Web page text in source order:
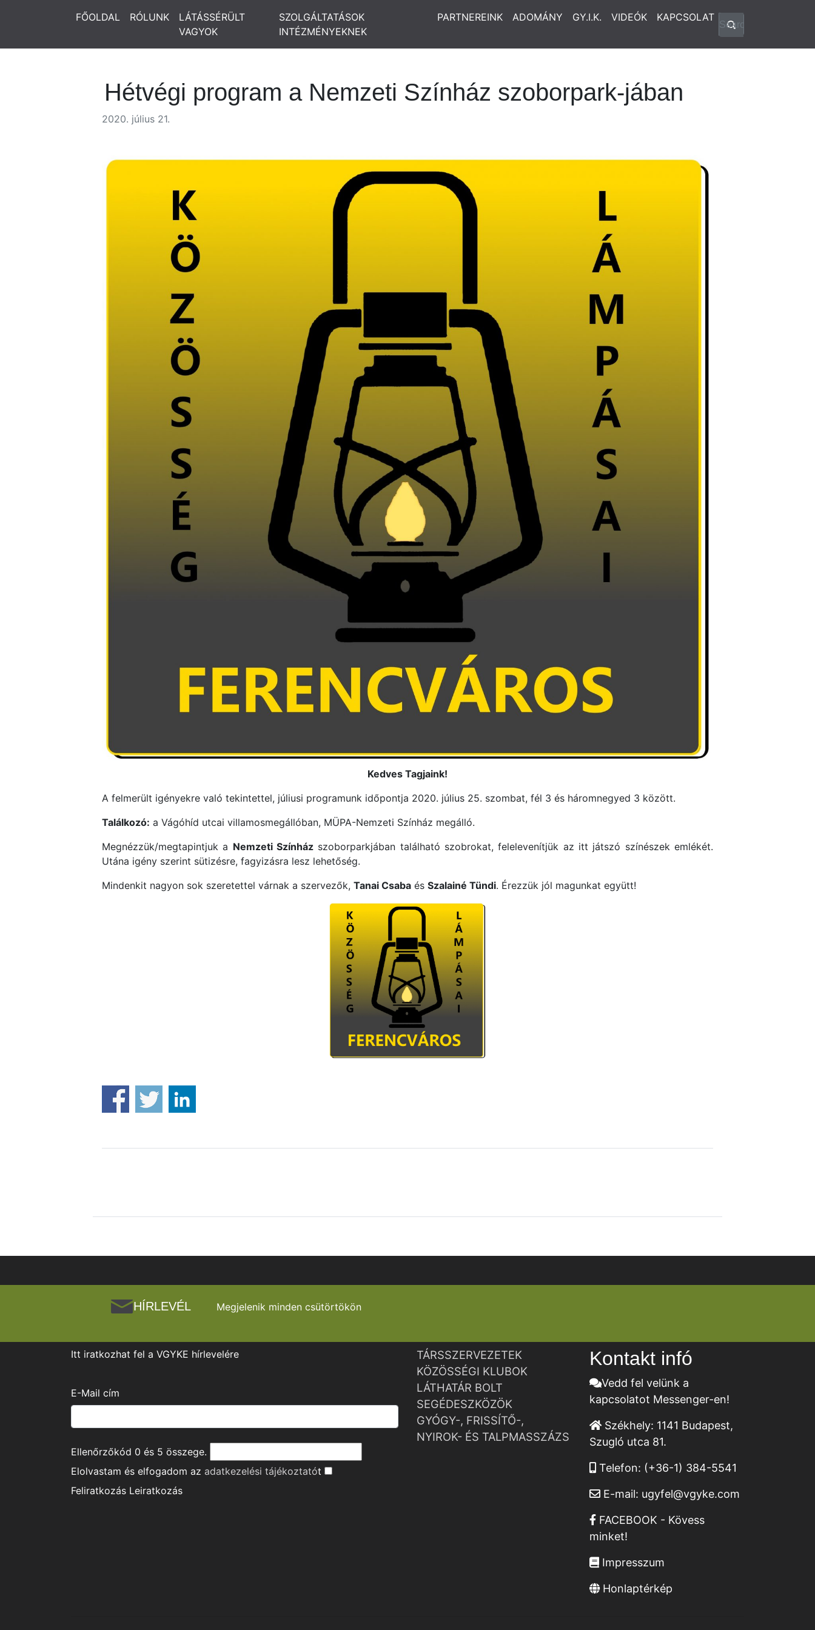
FŐOLDAL RÓLUNK
LÁTÁSSÉRÜLT
VAGYOK
SZOLGÁLTATÁSOK
INTÉZMÉNYEKNEK
PARTNEREINK ADOMÁNY GY.I.K. VIDEÓK KAPCSOLAT
Hétvégi program a Nemzeti Színház szoborpark-jában
2020. július 21.
Kedves Tagjaink!
A felmerült igényekre való tekintettel, júliusi programunk időpontja 2020. július 25. szombat, fél 3 és háromnegyed 3 között.
Találkozó: a Vágóhíd utcai villamosmegállóban, MÜPA-Nemzeti Színház megálló.
Megnézzük/megtapintjuk a Nemzeti Színház szoborparkjában található szobrokat, felelevenítjük az itt játszó színészek emlékét.
Utána igény szerint sütizésre, fagyizásra lesz lehetőség.
Mindenkit nagyon sok szeretettel várnak a szervezők, Tanai Csaba és Szalainé Tündi. Érezzük jól magunkat együtt!
HÍRLEVÉL Megjelenik minden csütörtökön
Itt iratkozhat fel a VGYKE hírlevelére
E-Mail cím
Ellenőrzőkód 0 és 5 összege.
Elolvastam és elfogadom az adatkezelési tájékoztatót
Feliratkozás Leiratkozás
TÁRSSZERVEZETEK
KÖZÖSSÉGI KLUBOK
LÁTHATÁR BOLT
SEGÉDESZKÖZÖK
GYÓGY-, FRISSÍTŐ-,
NYIROK- ÉS TALPMASSZÁZS
Kontakt infó
Vedd fel velünk a
kapcsolatot Messenger-en!
Székhely: 1141 Budapest,
Szugló utca 81.
Telefon: (+36-1) 384-5541
E-mail: ugyfel@vgyke.com
FACEBOOK - Kövess
minket!
Impresszum
Honlaptérkép